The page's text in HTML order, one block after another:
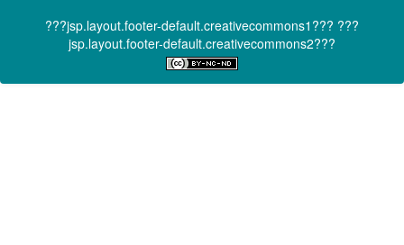
???jsp.layout.footer-default.creativecommons1??? ???
jsp.layout.footer-default.creativecommons2???